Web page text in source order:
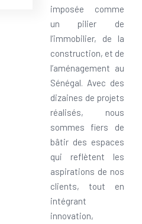
imposée comme
un pilier de
l’immobilier, de la
construction, et de
l’aménagement au
Sénégal. Avec des
dizaines de projets
réalisés, nous
sommes fiers de
bâtir des espaces
qui reflètent les
aspirations de nos
clients, tout en
intégrant
innovation,